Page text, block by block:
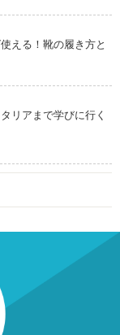
える！靴の履き方と
リアまで学びに行く